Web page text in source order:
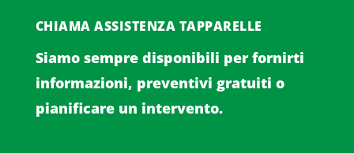
CHIAMA ASSISTENZA TAPPARELLE
Siamo sempre disponibili per fornirti
informazioni, preventivi gratuiti o
pianificare un intervento.